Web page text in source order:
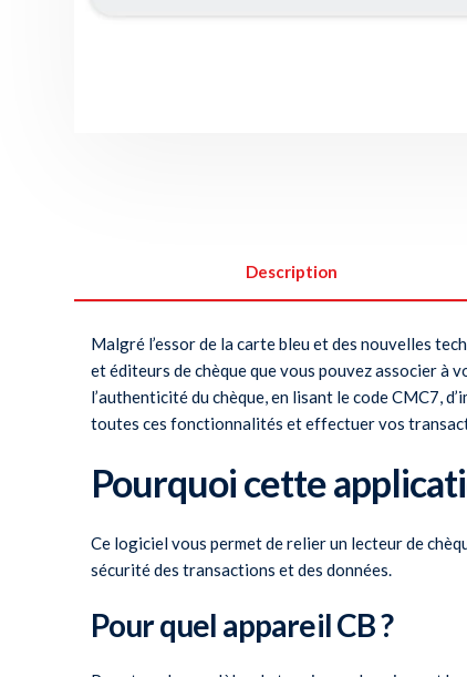
Description
Malgré l’essor de la carte bleu et des nouvelles
et éditeurs de chèque que vous pouvez associer à
l’authenticité du chèque, en lisant le code CMC7,
toutes ces fonctionnalités et effectuer vos
Pourquoi cette
Ce logiciel vous permet de relier un lecteur de
sécurité des transactions et des données.
Pour quel appareil CB ?